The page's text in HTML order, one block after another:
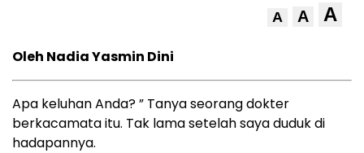
A A A
Oleh Nadia Yasmin Dini
Apa keluhan Anda? ” Tanya seorang dokter
berkacamata itu. Tak lama setelah saya duduk di
hadapannya.